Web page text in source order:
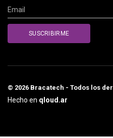
© 2026 Bracatech - Todos los
Hecho en qloud.ar